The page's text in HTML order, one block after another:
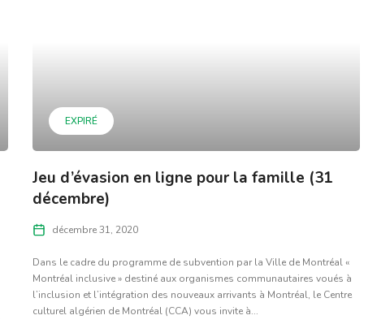
EXPIRÉ
Jeu d’évasion en ligne pour la famille (31
décembre)
décembre 31, 2020
Dans le cadre du programme de subvention par la Ville de Montréal «
Montréal inclusive » destiné aux organismes communautaires voués à
l’inclusion et l’intégration des nouveaux arrivants à Montréal, le Centre
culturel algérien de Montréal (CCA) vous invite à...